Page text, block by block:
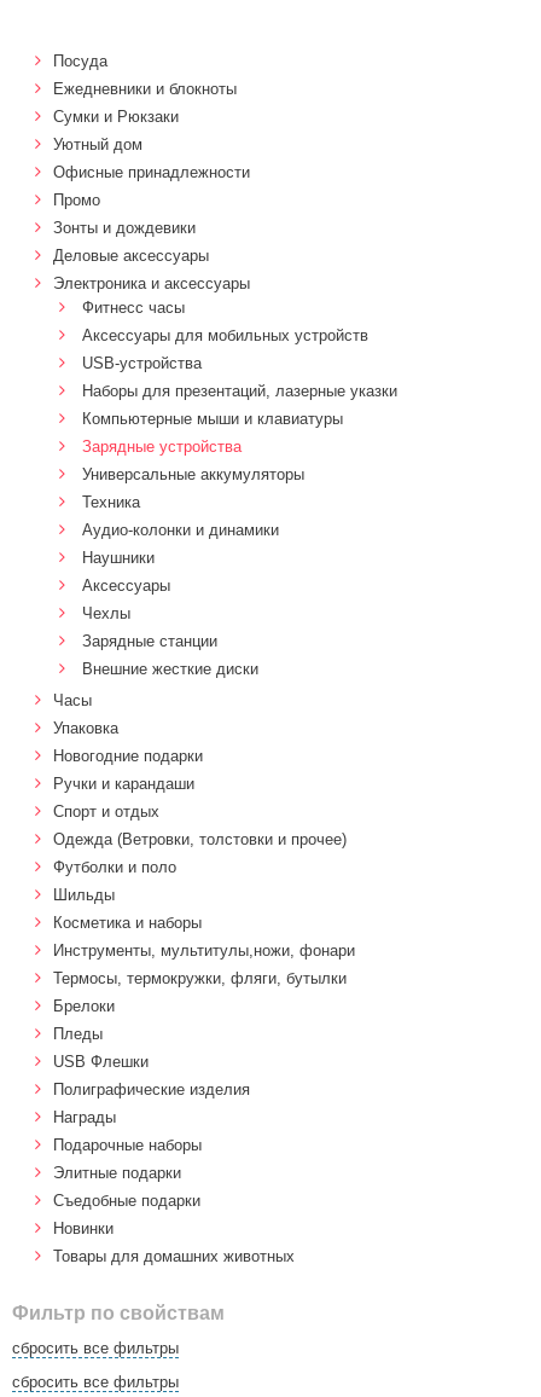
Посуда
Ежедневники и блокноты
Сумки и Рюкзаки
Уютный дом
Офисные принадлежности
Промо
Зонты и дождевики
Деловые аксессуары
Электроника и аксессуары
Фитнесс часы
Аксессуары для мобильных устройств
USB-устройства
Наборы для презентаций, лазерные указки
Компьютерные мыши и клавиатуры
Зарядные устройства
Универсальные аккумуляторы
Техника
Аудио-колонки и динамики
Наушники
Аксессуары
Чехлы
Зарядные станции
Внешние жесткие диски
Часы
Упаковка
Новогодние подарки
Ручки и карандаши
Спорт и отдых
Одежда (Ветровки, толстовки и прочее)
Футболки и поло
Шильды
Косметика и наборы
Инструменты, мультитулы,ножи, фонари
Термосы, термокружки, фляги, бутылки
Брелоки
Пледы
USB Флешки
Полиграфические изделия
Награды
Подарочные наборы
Элитные подарки
Cъедобные подарки
Новинки
Товары для домашних животных
Фильтр по свойствам
сбросить все фильтры
сбросить все фильтры